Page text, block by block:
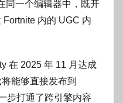
同一个编辑器中，既开
内的 UGC 内
在 2025 年 11 月达成
能够直接发布到
步打通了跨引擎内容